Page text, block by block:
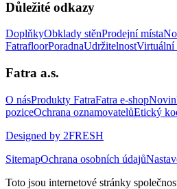
Důležité odkazy
DoplňkyObklady stěnProdejní místa
FatrafloorPoradnaUdržitelnostVirtuální
Fatra a.s.
O násProdukty FatraFatra e-shop
poziceOchrana oznamovatelůEtický
Designed by 2FRESH
SitemapOchrana osobních údajů
Toto jsou internetové stránky